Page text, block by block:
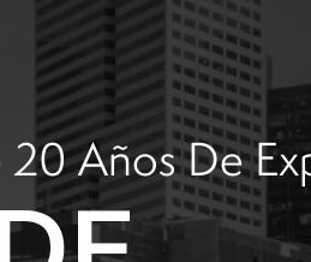
Años De